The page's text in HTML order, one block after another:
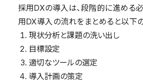
採用DXの導入は、段階的に進める
用DX導入の流れをまとめると以下の
現状分析と課題の洗い出し
目標設定
適切なツールの選定
導入計画の策定